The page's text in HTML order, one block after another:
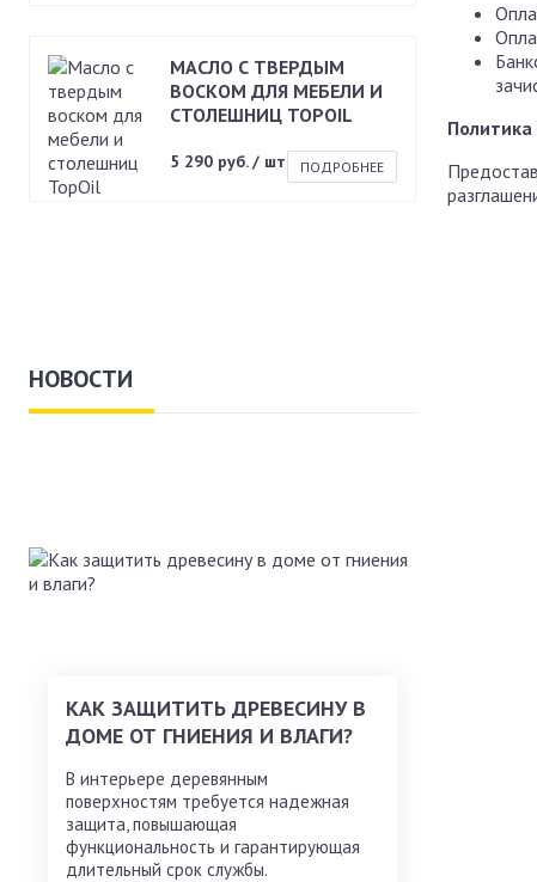
МАСЛО С ТВЕРДЫМ
ВОСКОМ ДЛЯ МЕБЕЛИ И
СТОЛЕШНИЦ TOPOIL
5 290 руб. / шт ПОДРОБНЕЕ
НОВОСТИ
КАК ЗАЩИТИТЬ ДРЕВЕСИНУ В
ДОМЕ ОТ ГНИЕНИЯ И ВЛАГИ?
В интерьере деревянным
поверхностям требуется надежная
защита, повышающая
функциональность и гарантирующая
длительный срок службы.